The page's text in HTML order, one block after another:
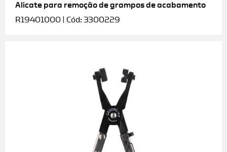
Alicate para remoção de grampos de acabamento
R19401000 | Cód: 3300229